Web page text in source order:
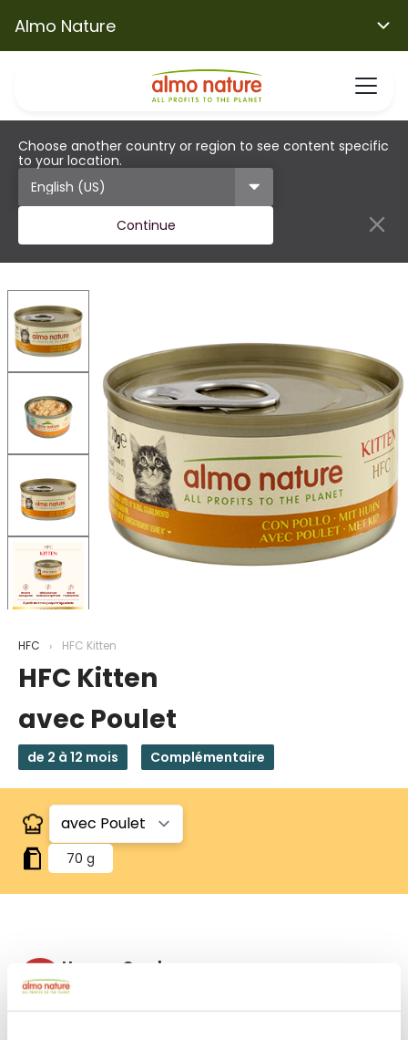
Almo Nature
Choose another country or region to see content specific
to your location.
Continue
HFC HFC Kitten
HFC Kitten
avec Poulet
de 2 à 12 mois Complémentaire
70 g
Human Grade
Viande et poisson étant à l'origine propres à la